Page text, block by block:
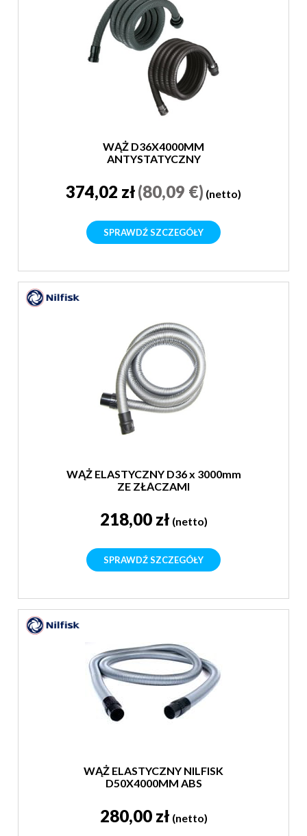
WĄŻ D36X4000MM
ANTYSTATYCZNY
374,02 zł(80,09 €) (netto)
SPRAWDŹ SZCZEGÓŁY
WĄŻ ELASTYCZNY D36 x 3000mm
ZE ZŁĄCZAMI
218,00 zł (netto)
SPRAWDŹ SZCZEGÓŁY
WĄŻ ELASTYCZNY NILFISK
D50X4000MM ABS
280,00 zł (netto)